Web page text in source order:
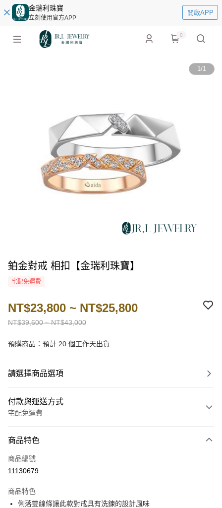
金瑞利珠寶
立刻使用官方APP
開啟APP
0
1/1
鉑金對戒 相扣【金瑞利珠寶】
宅配免運費
NT$39,600 ~ NT$43,000
NT$23,800 ~ NT$25,800
預購商品：預計 20 個工作天出貨
請選擇商品選項
付款與運送方式
宅配免運費
信用卡一次付款
運送方式
本島
免運費
商品特色
商品編號
11130679
商品特色
俐落雙線條讓此款對戒具有洗鍊的設計風味